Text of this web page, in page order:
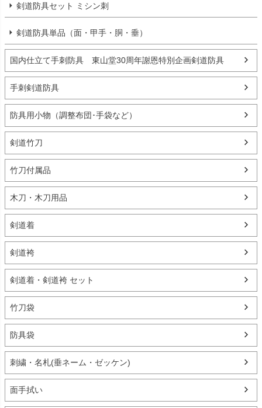
剣道防具セット ミシン刺
剣道防具単品（面・甲手・胴・垂）
国内仕立て手刺防具 東山堂30周年謝恩特別企画剣道防具
手刺剣道防具
防具用小物（調整布団･手袋など）
剣道竹刀
竹刀付属品
木刀・木刀用品
剣道着
剣道袴
剣道着・剣道袴 セット
竹刀袋
防具袋
刺繍・名札(垂ネーム・ゼッケン)
面手拭い